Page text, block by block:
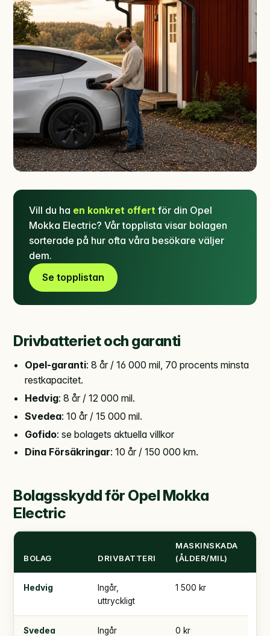
Vill du ha en konkret offert för din Opel
Mokka Electric? Vår topplista visar bolagen
sorterade på hur ofta våra besökare väljer
dem.
Se topplistan
Drivbatteriet och garanti
Opel-garanti: 8 år / 16 000 mil, 70 procents minsta
restkapacitet.
Hedvig: 8 år / 12 000 mil.
Svedea: 10 år / 15 000 mil.
Gofido: se bolagets aktuella villkor
Dina Försäkringar: 10 år / 150 000 km.
Bolagsskydd för Opel Mokka
Electric
BOLAG DRIVBATTERI
MASKINSKADA
(ÅLDER/MIL)
Hedvig
Ingår,
uttryckligt
1 500 kr
Svedea Ingår 0 kr